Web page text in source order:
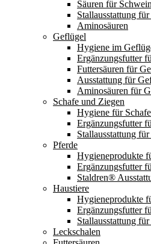
Säuren für
Stallausstattung
Aminosäuren
Geflügel
Hygiene im
Ergänzungsfutter
Futtersäuren für
Ausstattung für
Aminosäuren für
Schafe und Ziegen
Hygiene für
Ergänzungsfutter
Stallausstattung
Pferde
Hygieneprodukte
Ergänzungsfutter
Staldren®
Haustiere
Hygieneprodukte
Ergänzungsfutter
Stallausstattung
Leckschalen